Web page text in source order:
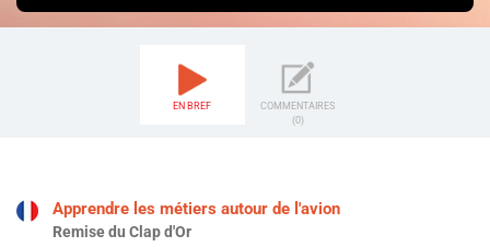
EN BREF
COMMENTAIRES
(0)
Apprendre les métiers autour de l'avion
Remise du Clap d'Or